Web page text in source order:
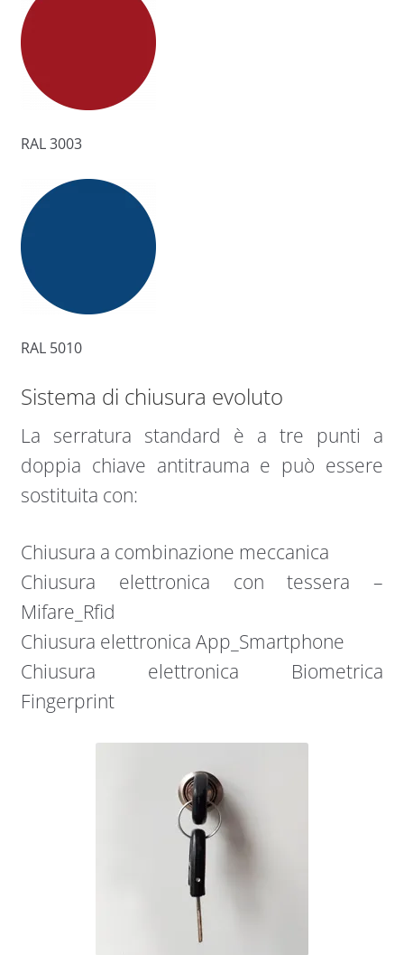
RAL 3003
RAL 5010
Sistema di chiusura evoluto
La serratura standard è a tre punti a
doppia chiave antitrauma e può essere
sostituita con:
Chiusura a combinazione meccanica
Chiusura elettronica con tessera –
Mifare_Rfid
Chiusura elettronica App_Smartphone
Chiusura elettronica Biometrica
Fingerprint